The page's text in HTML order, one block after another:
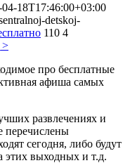
04-18T17:46:00+03:00
detskoj-
110 4
>
про бесплатные
афиша самых
развлечениях и
перечислены
сегодня, либо будут
этих выходных и т.д.